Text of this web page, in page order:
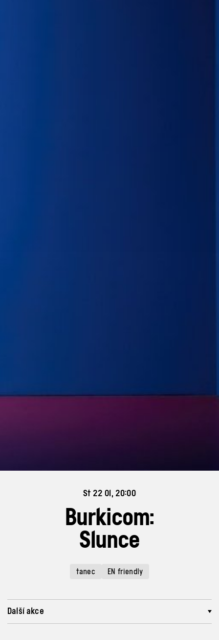
St 22 01, 20:00
Burkicom:
Slunce
tanec EN friendly
Další akce